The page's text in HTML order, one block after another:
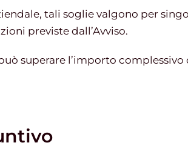
tali soglie valgono per
previste dall’Avviso.
superare l’importo complessivo